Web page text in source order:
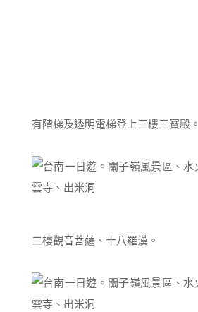
有階梯及透明電梯登上三樓三寶殿。
二樓觀音菩薩、十八羅漢。